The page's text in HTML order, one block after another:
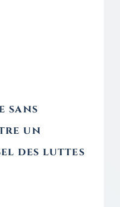
sans
un
des luttes